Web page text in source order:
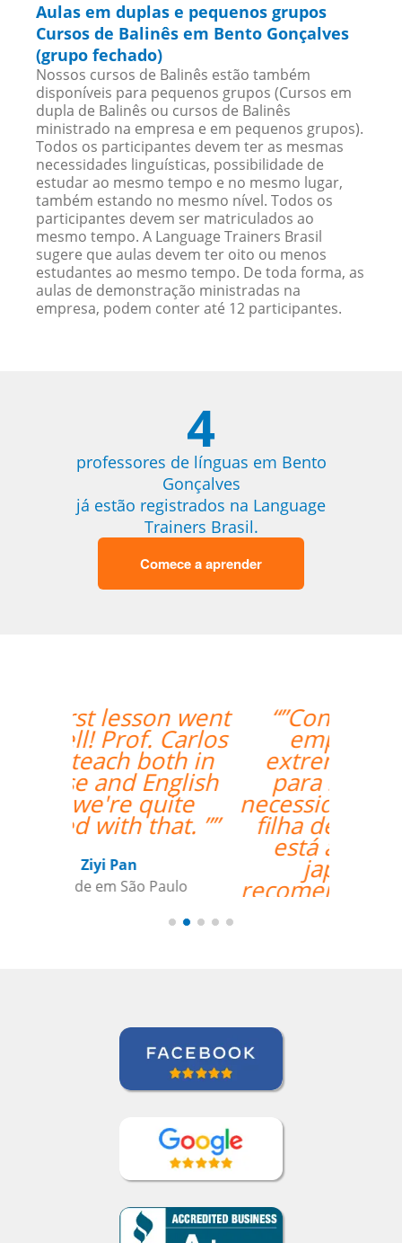
Aulas em duplas e pequenos grupos
Cursos de Balinês em Bento Gonçalves
(grupo fechado)
Nossos cursos de Balinês estão também
disponíveis para pequenos grupos (Cursos em
dupla de Balinês ou cursos de Balinês
ministrado na empresa e em pequenos grupos).
Todos os participantes devem ter as mesmas
necessidades linguísticas, possibilidade de
estudar ao mesmo tempo e no mesmo lugar,
também estando no mesmo nível. Todos os
participantes devem ser matriculados ao
mesmo tempo. A Language Trainers Brasil
sugere que aulas devem ter oito ou menos
estudantes ao mesmo tempo. De toda forma, as
aulas de demonstração ministradas na
empresa, podem conter até 12 participantes.
4
professores de línguas em Bento
Gonçalves
já estão registrados na Language
Trainers Brasil.
Comece a aprender
“”Considero a sua
empresa a ser
extremamente útil
para satisfazer as
necessidades da minha
filha de 12 anos que
está aprendendo
recomendo a qualquer
um.””